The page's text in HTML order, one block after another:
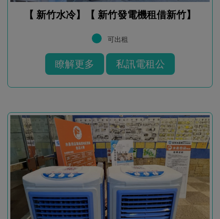
【 新竹水冷】【 新竹發電機租借新竹】
可出租
瞭解更多 私訊電租公